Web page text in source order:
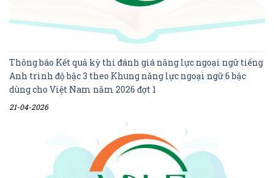
Thông báo Kết quả kỳ thi đánh giá năng lực ngoại ngữ tiếng
Anh trình độ bậc 3 theo Khung năng lực ngoại ngữ 6 bậc
dùng cho Việt Nam năm 2026 đợt 1
21-04-2026